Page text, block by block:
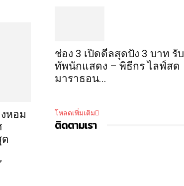
หอม
ช่อง 3 เปิดดีลสุดปัง 3 บาท รั
ทัพนักแสดง – พิธีกร ไลฟ์สด
มาราธอน...
โหลดเพิ่มเติม
ติดตามเรา